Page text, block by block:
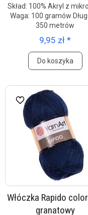
Skład: 100% Akryl z
Waga: 100 gramów
350 metrów
9,95 zł *
Do koszyka
Włóczka Rapido
granatowy